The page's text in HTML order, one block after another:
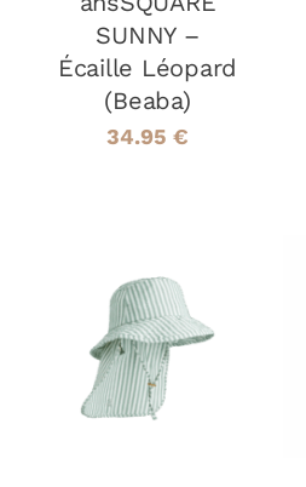
SUNNY –
Écaille Léopard
(Beaba)
34.95 €
CHOIX DES
OPTIONS CE
DÉTAILS